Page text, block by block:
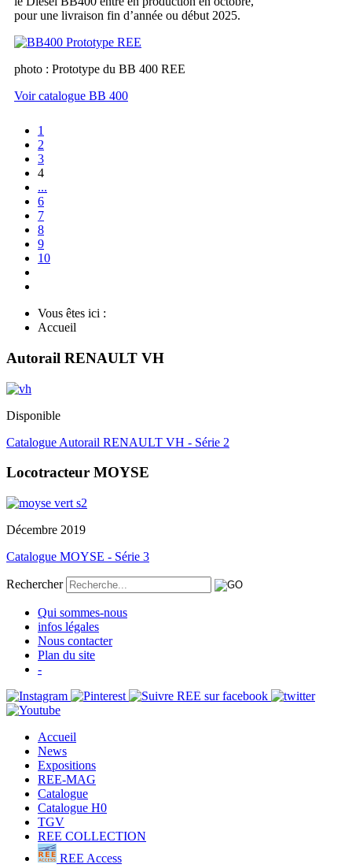
pour une livraison fin d’année ou début 2025.
photo : Prototype du BB 400 REE
Voir catalogue BB 400
1
2
3
4
...
6
7
8
9
10
Vous êtes ici :
Accueil
Autorail RENAULT VH
Disponible
Catalogue Autorail RENAULT VH - Série 2
Locotracteur MOYSE
Décembre 2019
Catalogue MOYSE - Série 3
Rechercher
Qui sommes-nous
infos légales
Nous contacter
Plan du site
-
Accueil
News
Expositions
REE-MAG
Catalogue
Catalogue H0
TGV
REE COLLECTION
REE Access